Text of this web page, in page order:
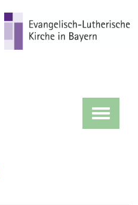
zum
Inhalt
Toggle